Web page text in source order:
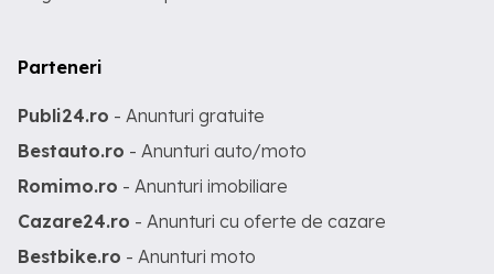
Parteneri
Publi24.ro - Anunturi gratuite
Bestauto.ro - Anunturi auto/moto
Romimo.ro - Anunturi imobiliare
Cazare24.ro - Anunturi cu oferte de cazare
Bestbike.ro - Anunturi moto